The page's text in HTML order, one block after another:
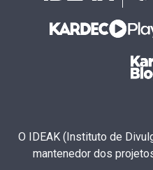
O IDEAK (Instituto de
mantenedor dos